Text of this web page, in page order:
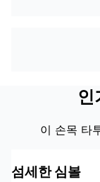
인
이 손목 타
섬세한 심볼